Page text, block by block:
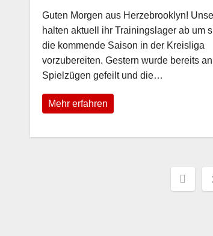
Guten Morgen aus Herzebrooklyn!
halten aktuell ihr Trainingslager ab um
die kommende Saison in der Kreisliga
vorzubereiten. Gestern wurde bereits
Spielzügen gefeilt und die…
Mehr erfahren
der